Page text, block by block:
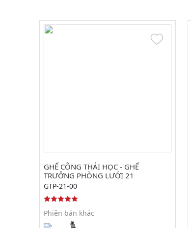
GHẾ CÔNG THÁI HỌC - GHẾ
TRƯỞNG PHÒNG LƯỚI 21
GTP-21-00
Phiên bản khác